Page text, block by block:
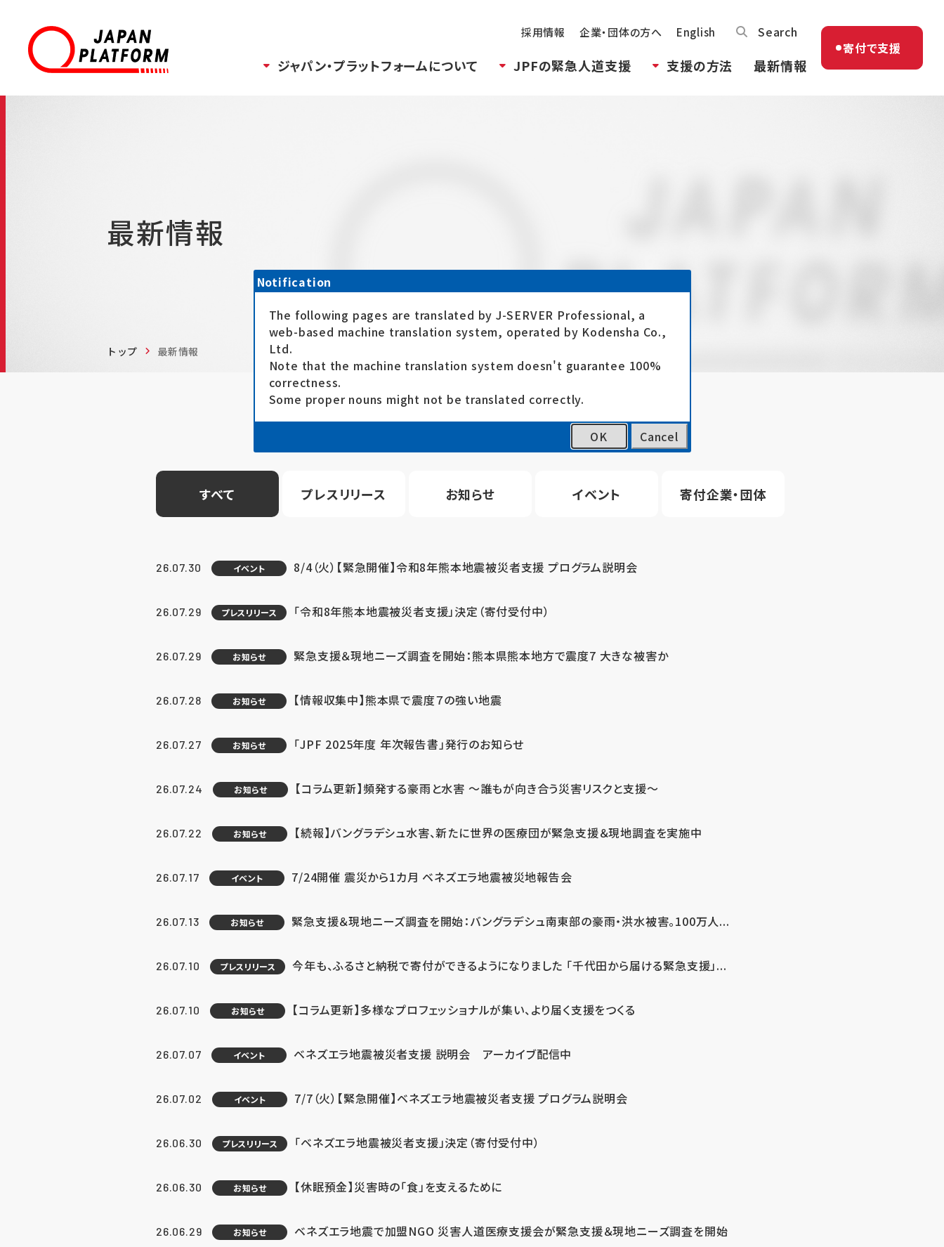
採用情報 企業・団体の方へ English Search
ジャパン・プラットフォームについて JPFの緊急人道支援 支援の方法 最新情報
寄付で支援
最新情報
トップ 最新情報
すべて プレスリリース お知らせ イベント 寄付企業・団体
26.07.30 イベント 8/4（火）【緊急開催】令和8年熊本地震被災者支援 プログラム説明会
26.07.29 プレスリリース 「令和8年熊本地震被災者支援」決定（寄付受付中）
26.07.29 お知らせ 緊急支援＆現地ニーズ調査を開始：熊本県熊本地方で震度7 大きな被害か
26.07.28 お知らせ 【情報収集中】熊本県で震度７の強い地震
26.07.27 お知らせ 「JPF 2025年度 年次報告書」発行のお知らせ
26.07.24 お知らせ 【コラム更新】頻発する豪雨と水害 ～誰もが向き合う災害リスクと支援～
26.07.22 お知らせ 【続報】バングラデシュ水害、新たに世界の医療団が緊急支援＆現地調査を実施中
26.07.17 イベント 7/24開催 震災から1カ月 ベネズエラ地震被災地報告会
26.07.13 お知らせ 緊急支援＆現地ニーズ調査を開始：バングラデシュ南東部の豪雨・洪水被害。100万人...
26.07.10 プレスリリース 今年も、ふるさと納税で寄付ができるようになりました 「千代田から届ける緊急支援」...
26.07.10 お知らせ 【コラム更新】多様なプロフェッショナルが集い、より届く支援をつくる
26.07.07 イベント ベネズエラ地震被災者支援 説明会 アーカイブ配信中
26.07.02 イベント 7/7（火）【緊急開催】ベネズエラ地震被災者支援 プログラム説明会
26.06.30 プレスリリース 「ベネズエラ地震被災者支援」決定（寄付受付中）
26.06.30 お知らせ 【休眠預金】災害時の「食」を支えるために
26.06.29 お知らせ ベネズエラ地震で加盟NGO 災害人道医療支援会が緊急支援＆現地ニーズ調査を開始
Notification
The following pages are translated by J-SERVER Professional, a
web-based machine translation system, operated by Kodensha Co.,
Ltd.
Note that the machine translation system doesn't guarantee 100%
correctness.
Some proper nouns might not be translated correctly.
OK Cancel